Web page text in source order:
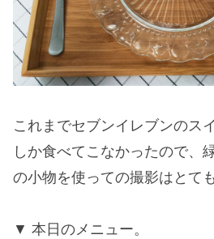
これまでセブンイレブンのス
しか食べてこなかったので、
の小物を使っての撮影はとて
本日のメニュー。